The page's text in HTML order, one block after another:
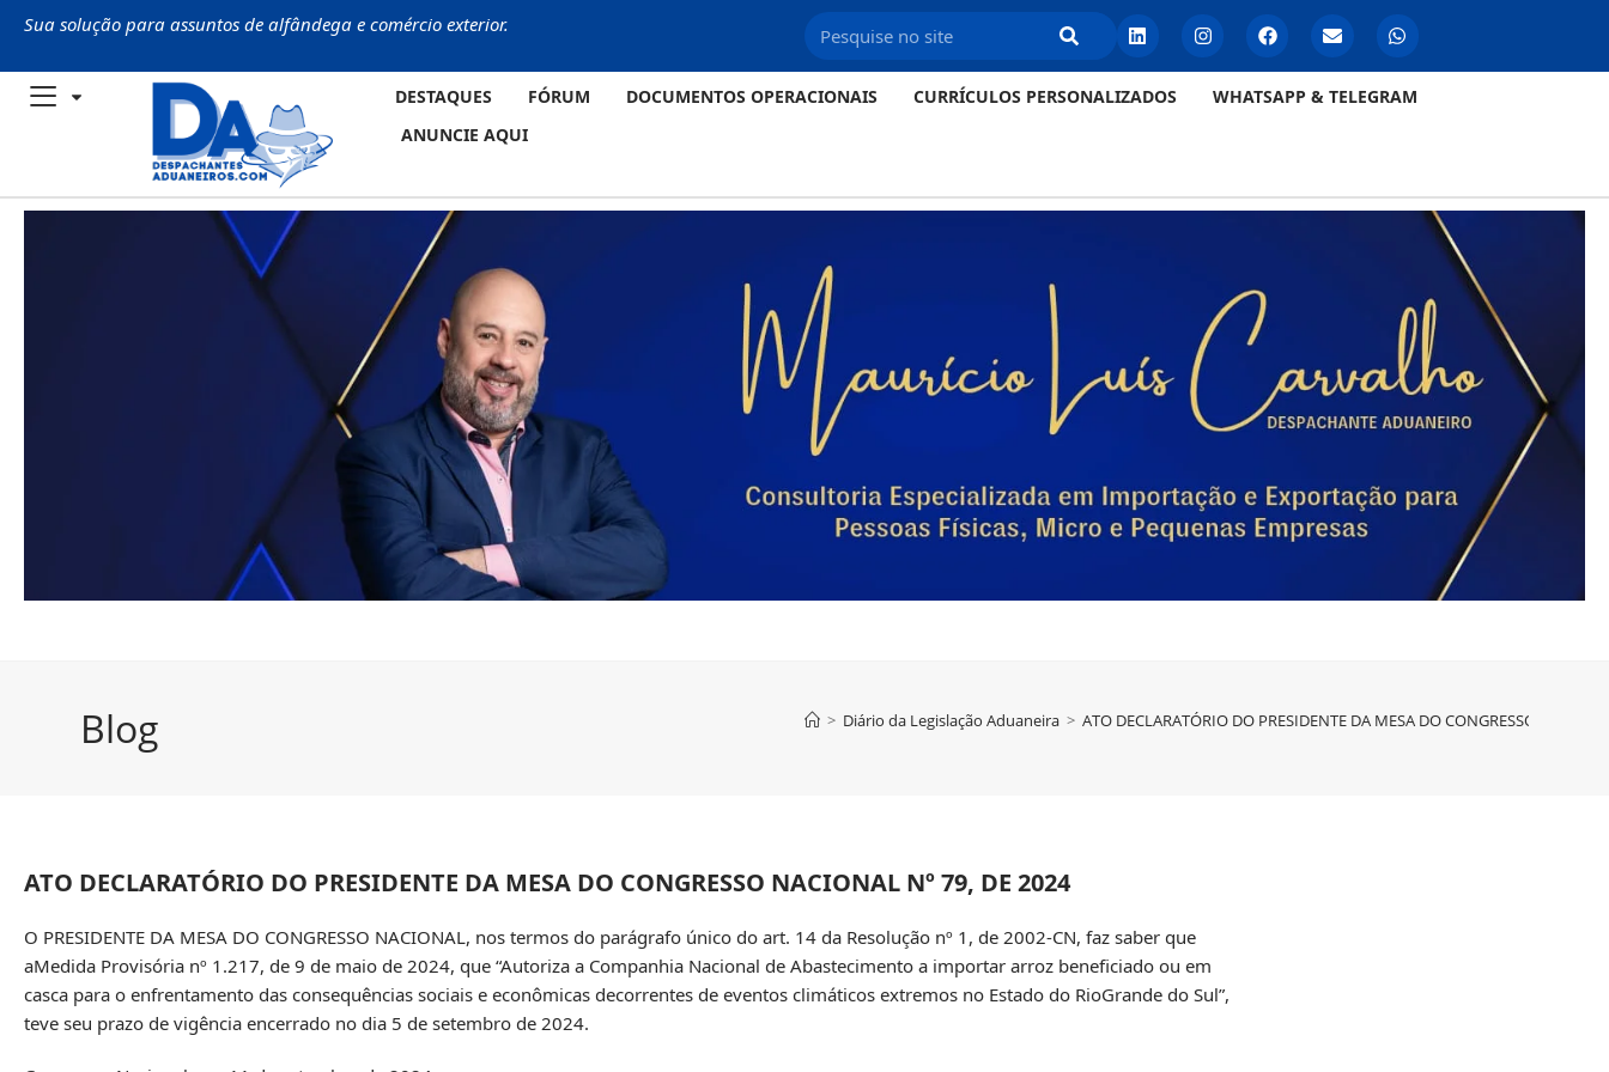
Sua solução para assuntos de alfândega e comércio exterior.
DESTAQUES FÓRUM DOCUMENTOS OPERACIONAIS CURRÍCULOS PERSONALIZADOS
WHATSAPP & TELEGRAM
ANUNCIE AQUI
Blog > Diário da Legislação Aduaneira > ATO DECLARATÓRIO DO PRESIDENTE DA MESA DO CONGRESSO
ATO DECLARATÓRIO DO PRESIDENTE DA MESA DO CONGRESSO NACIONAL Nº 79, DE 2024
O PRESIDENTE DA MESA DO CONGRESSO NACIONAL, nos termos do parágrafo único do art. 14 da Resolução nº 1, de 2002-CN, faz saber que
aMedida Provisória nº 1.217, de 9 de maio de 2024, que “Autoriza a Companhia Nacional de Abastecimento a importar arroz beneficiado ou em
casca para o enfrentamento das consequências sociais e econômicas decorrentes de eventos climáticos extremos no Estado do RioGrande do Sul”,
teve seu prazo de vigência encerrado no dia 5 de setembro de 2024.